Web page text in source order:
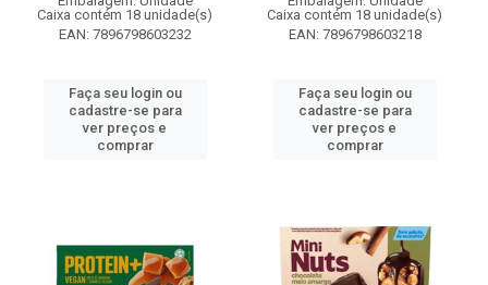
Caixa contém 18 unidade(s)
EAN: 7896798603232
Faça seu login ou
cadastre-se para
ver preços e
comprar
Caixa contém 18 unidade(s)
EAN: 7896798603218
Faça seu login ou
cadastre-se para
ver preços e
comprar